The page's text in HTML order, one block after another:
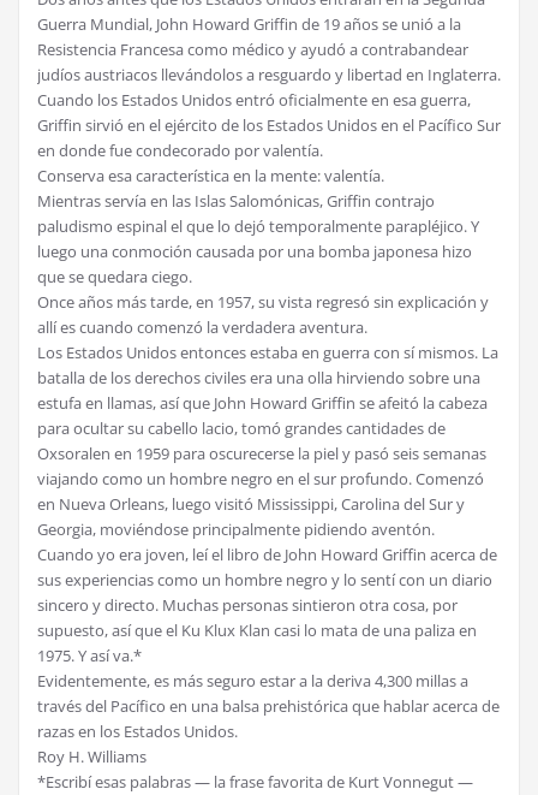
Guerra Mundial, John Howard Griffin de 19 años se unió a la
Resistencia Francesa como médico y ayudó a contrabandear
judíos austriacos llevándolos a resguardo y libertad en Inglaterra.
Cuando los Estados Unidos entró oficialmente en esa guerra,
Griffin sirvió en el ejército de los Estados Unidos en el Pacífico Sur
en donde fue condecorado por valentía.
Conserva esa característica en la mente: valentía.
Mientras servía en las Islas Salomónicas, Griffin contrajo
paludismo espinal el que lo dejó temporalmente parapléjico. Y
luego una conmoción causada por una bomba japonesa hizo
que se quedara ciego.
Once años más tarde, en 1957, su vista regresó sin explicación y
allí es cuando comenzó la verdadera aventura.
Los Estados Unidos entonces estaba en guerra con sí mismos. La
batalla de los derechos civiles era una olla hirviendo sobre una
estufa en llamas, así que John Howard Griffin se afeitó la cabeza
para ocultar su cabello lacio, tomó grandes cantidades de
Oxsoralen en 1959 para oscurecerse la piel y pasó seis semanas
viajando como un hombre negro en el sur profundo. Comenzó
en Nueva Orleans, luego visitó Mississippi, Carolina del Sur y
Georgia, moviéndose principalmente pidiendo aventón.
Cuando yo era joven, leí el libro de John Howard Griffin acerca de
sus experiencias como un hombre negro y lo sentí con un diario
sincero y directo. Muchas personas sintieron otra cosa, por
supuesto, así que el Ku Klux Klan casi lo mata de una paliza en
1975. Y así va.*
Evidentemente, es más seguro estar a la deriva 4,300 millas a
través del Pacífico en una balsa prehistórica que hablar acerca de
razas en los Estados Unidos.
Roy H. Williams
*Escribí esas palabras — la frase favorita de Kurt Vonnegut —